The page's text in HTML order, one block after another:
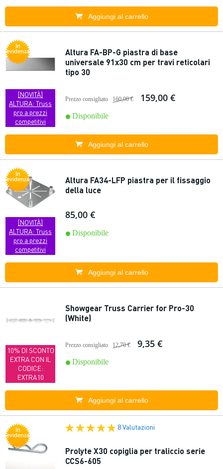
Aggiungi al carrello
In
evidenza
[NOVITÀ]
ALTURA: Truss
pro a prezzi
competitivi
Altura FA-BP-G piastra di base
universale 91x30 cm per travi reticolari
tipo 30
Prezzo consigliato 160,00 € 159,00 €
Disponibile
Aggiungi al carrello
In
evidenza
[NOVITÀ]
ALTURA: Truss
pro a prezzi
competitivi
Altura FA34-LFP piastra per il fissaggio
della luce
85,00 €
Disponibile
Aggiungi al carrello
10% DI SCONTO
EXTRA CON IL
CODICE:
EXTRA10
Showgear Truss Carrier for Pro-30
(White)
Prezzo consigliato 12,70 € 9,35 €
Disponibile
Aggiungi al carrello
In
evidenza
8 Valutazioni
Prolyte X30 copiglia per traliccio serie
CCS6-605